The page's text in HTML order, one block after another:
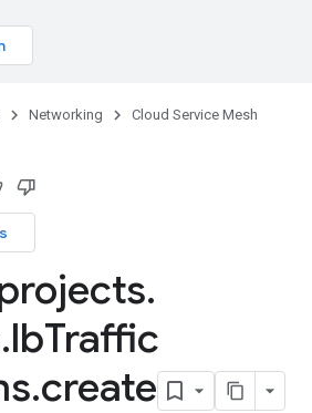
Networking
Cloud Service Mesh
.
.lbTraffic
.create